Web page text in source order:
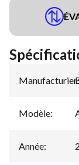
Manufacturier:
Modèle:
Année: